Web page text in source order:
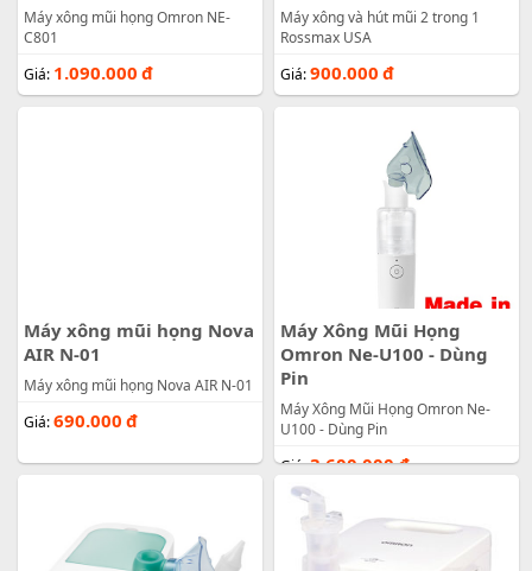
Máy xông mũi họng Omron NE-
C801
Giá: 1.090.000 đ
Máy xông và hút mũi 2 trong 1
Rossmax USA
Giá:900.000 đ
Máy xông mũi họng Nova
AIR N-01
Máy xông mũi họng Nova AIR N-01
Giá:690.000 đ
Máy Xông Mũi Họng
Omron Ne-U100 - Dùng
Pin
Máy Xông Mũi Họng Omron Ne-
U100 - Dùng Pin
Giá:3.600.000đ